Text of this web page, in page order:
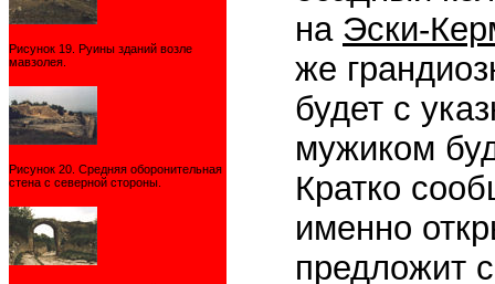
Рисунок 19. Руины зданий возле
мавзолея.
Рисунок 20. Средняя оборонительная
стена с северной стороны.
на Эски-
же
будет с
мужиком
Кратко
именно
предложит